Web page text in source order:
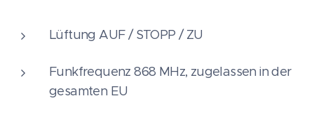
Lüftung AUF / STOPP / ZU
Funkfrequenz 868 MHz, zugelassen in der
gesamten EU